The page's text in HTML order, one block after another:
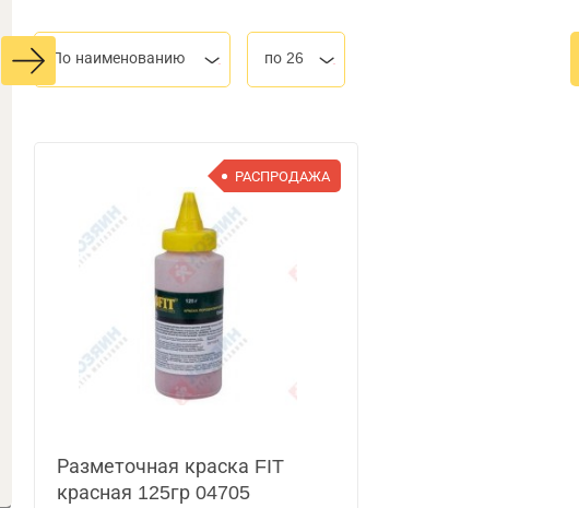
По наименованию по 26
РАСПРОДАЖА
Разметочная краска FIT
красная 125гр 04705